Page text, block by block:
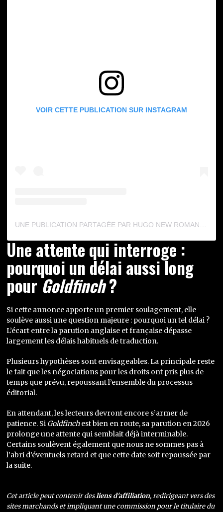
VOIR CETTE PUBLICATION SUR INSTAGRAM
UNE PUBLICATION PARTAGÉE PAR HUGO NEW ROMANCE (@HUGONEWROMANCE)
Une attente qui interroge :
pourquoi un délai aussi long
pourGoldfinch?
Si cette annonce apporte un premier soulagement, elle
soulève aussi une question majeure : pourquoi un tel délai ?
L’écart entre la parution anglaise et française dépasse
largement les délais habituels de traduction.
Plusieurs hypothèses sont envisageables. La principale reste
le fait que les négociations pour les droits ont pris plus de
temps que prévu, repoussant l’ensemble du processus
éditorial.
En attendant, les lecteurs devront encore s’armer de
patience. Si Goldfinchest bien en route, sa parution en 2026
prolonge une attente qui semblait déjà interminable.
Certains soulèvent également que nous ne sommes pas à
l’abri d’éventuels retard et que cette date soit repoussée par
la suite.
Cet article peut contenir desliens d'affiliation, redirigeant vers des
sites marchands et impliquant une commission pour le titulaire du